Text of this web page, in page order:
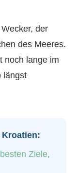
der
des Meeres.
noch lange im
längst
Kroatien:
Ziele,